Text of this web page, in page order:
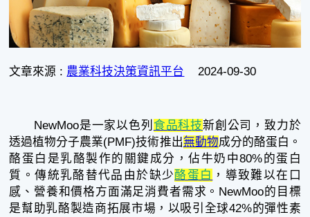
文章來源 : 農業科技決策資訊平台 2024-09-30
NewMoo是一家以色列 食品科技新創公司，致力於
透過植物分子農業(PMF)技術推出無動物成分的酪蛋白。
酪蛋白是乳酪製作的關鍵成分，佔牛奶中80%的蛋白
質。傳統乳酪替代品由於缺少酪蛋白 ，導致難以在口
感、營養和價格方面滿足消費者需求。NewMoo的目標
是幫助乳酪製造商拓展市場，以吸引全球42%的彈性素